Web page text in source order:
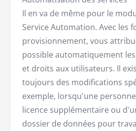
Il en va de même pour le
Service Automation. Avec les
provisionnement, vous
possible automatiquement
et droits aux utilisateurs. Il
toujours des modifications
exemple, lorsqu'une
licence supplémentaire ou
dossier de données pour